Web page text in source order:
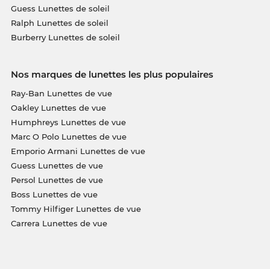
Guess Lunettes de soleil
Ralph Lunettes de soleil
Burberry Lunettes de soleil
Nos marques de lunettes les plus populaires
Ray-Ban Lunettes de vue
Oakley Lunettes de vue
Humphreys Lunettes de vue
Marc O Polo Lunettes de vue
Emporio Armani Lunettes de vue
Guess Lunettes de vue
Persol Lunettes de vue
Boss Lunettes de vue
Tommy Hilfiger Lunettes de vue
Carrera Lunettes de vue